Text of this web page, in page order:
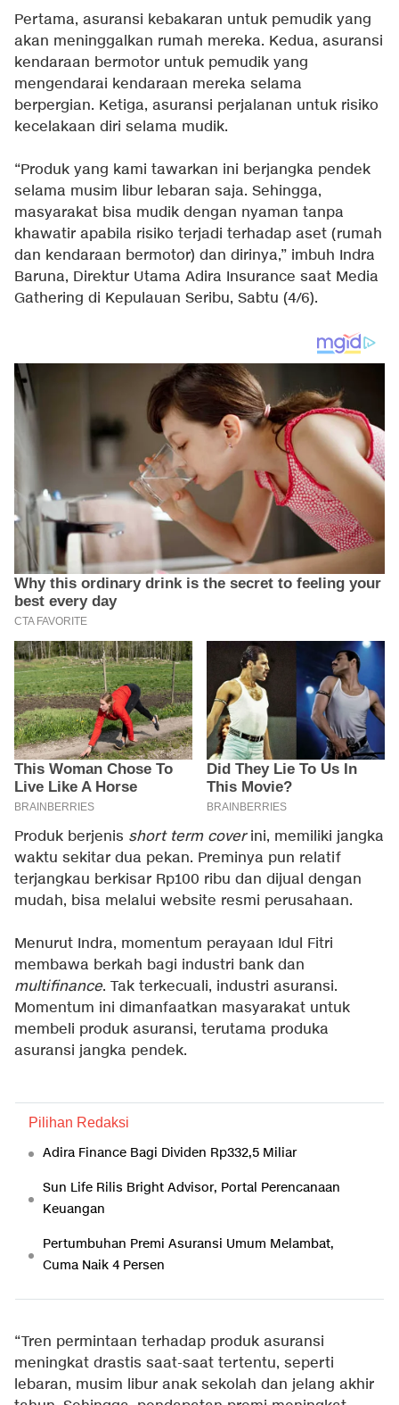
Pertama, asuransi kebakaran untuk pemudik yang
akan meninggalkan rumah mereka. Kedua, asuransi
kendaraan bermotor untuk pemudik yang
mengendarai kendaraan mereka selama
berpergian. Ketiga, asuransi perjalanan untuk risiko
kecelakaan diri selama mudik.
“Produk yang kami tawarkan ini berjangka pendek
selama musim libur lebaran saja. Sehingga,
masyarakat bisa mudik dengan nyaman tanpa
khawatir apabila risiko terjadi terhadap aset (rumah
dan kendaraan bermotor) dan dirinya,” imbuh Indra
Baruna, Direktur Utama Adira Insurance saat Media
Gathering di Kepulauan Seribu, Sabtu (4/6).
Produk berjenis short term coverini, memiliki jangka
waktu sekitar dua pekan. Preminya pun relatif
terjangkau berkisar Rp100 ribu dan dijual dengan
mudah, bisa melalui website resmi perusahaan.
Menurut Indra, momentum perayaan Idul Fitri
membawa berkah bagi industri bank dan
multifinance. Tak terkecuali, industri asuransi.
Momentum ini dimanfaatkan masyarakat untuk
membeli produk asuransi, terutama produka
asuransi jangka pendek.
Pilihan Redaksi
Adira Finance Bagi Dividen Rp332,5 Miliar
Sun Life Rilis Bright Advisor, Portal Perencanaan
Keuangan
Pertumbuhan Premi Asuransi Umum Melambat,
Cuma Naik 4 Persen
“Tren permintaan terhadap produk asuransi
meningkat drastis saat-saat tertentu, seperti
lebaran, musim libur anak sekolah dan jelang akhir